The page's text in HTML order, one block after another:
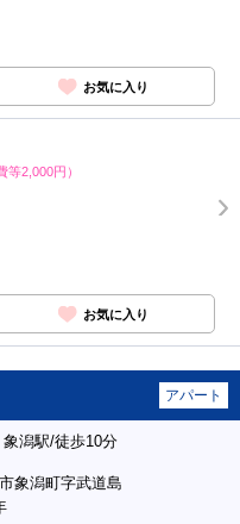
お気に入り
等2,000円）
お気に入り
アパート
象潟駅/徒歩10分
象潟町字武道島